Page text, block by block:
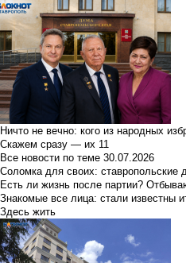
Ничто не вечно: кого из народных
Скажем сразу — их 11
Все новости по теме 30.07.2026
Соломка для своих: ставропольские
Есть ли жизнь после партии?
Знакомые все лица: стали известны
Здесь жить